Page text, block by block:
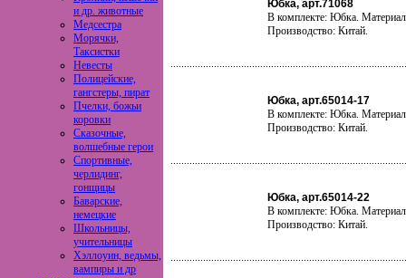
и др. животные
Медсестра
Морячки,
Таксистки
Невесты
Полицейские,
гангстеры, пират
Пчелки, божьи
коровки
Сказочные,
волшебные герои
Спортивные,
черлидинг,
гонщицы
Баварские,
немецкие
Школьницы,
учительницы
Хэллоуин, ведьмы,
вампиры и др
Юбка, арт.71068
В комплекте: Юбка.
Производство: Китай.
Юбка, арт.65014-17
В комплекте: Юбка.
Производство: Китай.
Юбка, арт.65014-22
В комплекте: Юбка.
Производство: Китай.